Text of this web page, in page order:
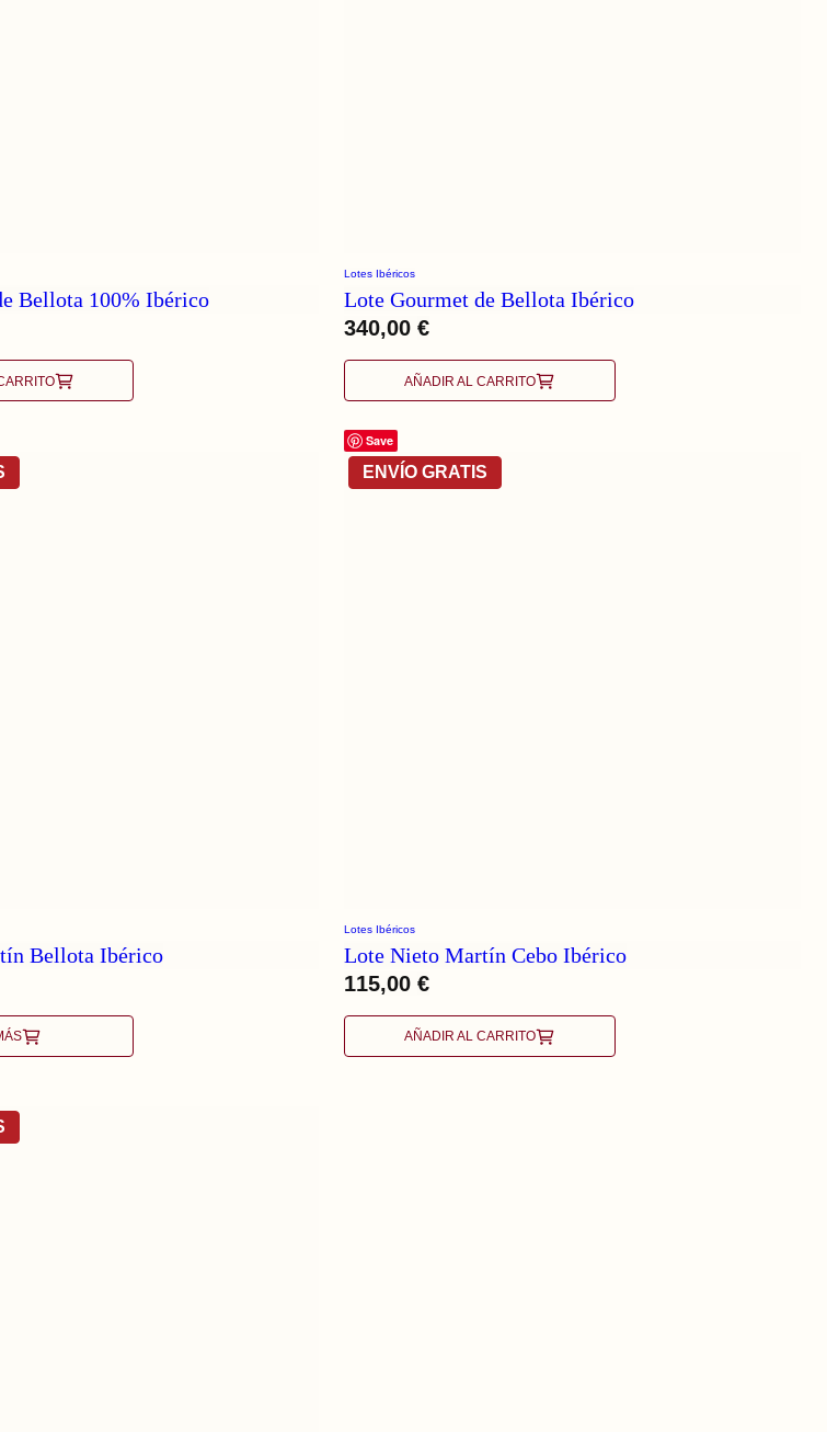
Bellota 100% Ibérico
Lotes Ibéricos
Lote Gourmet de Bellota Ibérico
340,00 €
AÑADIR AL CARRITO
Bellota Ibérico
Save
Lotes Ibéricos
Lote Nieto Martín Cebo Ibérico
115,00 €
AÑADIR AL CARRITO